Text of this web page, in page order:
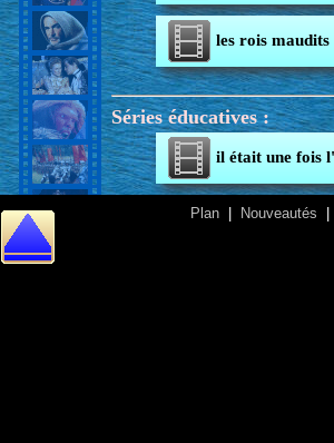
les rois maudits
Séries éducatives :
il était une fois
Plan Nouveautés